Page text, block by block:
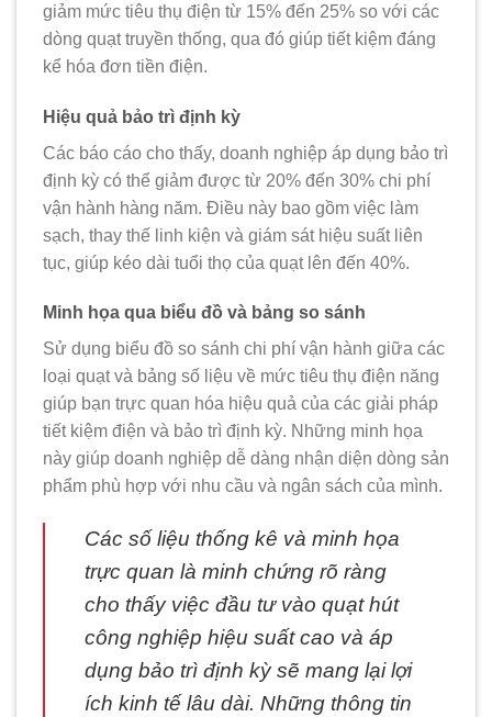
giảm mức tiêu thụ điện từ 15% đến 25% so với các
dòng quạt truyền thống, qua đó giúp tiết kiệm đáng
kể hóa đơn tiền điện.
Hiệu quả bảo trì định kỳ
Các báo cáo cho thấy, doanh nghiệp áp dụng bảo trì
định kỳ có thể giảm được từ 20% đến 30% chi phí
vận hành hàng năm. Điều này bao gồm việc làm
sạch, thay thế linh kiện và giám sát hiệu suất liên
tục, giúp kéo dài tuổi thọ của quạt lên đến 40%.
Minh họa qua biểu đồ và bảng so sánh
Sử dụng biểu đồ so sánh chi phí vận hành giữa các
loại quạt và bảng số liệu về mức tiêu thụ điện năng
giúp bạn trực quan hóa hiệu quả của các giải pháp
tiết kiệm điện và bảo trì định kỳ. Những minh họa
này giúp doanh nghiệp dễ dàng nhận diện dòng sản
phẩm phù hợp với nhu cầu và ngân sách của mình.
Các số liệu thống kê và minh họa
trực quan là minh chứng rõ ràng
cho thấy việc đầu tư vào quạt hút
công nghiệp hiệu suất cao và áp
dụng bảo trì định kỳ sẽ mang lại lợi
ích kinh tế lâu dài. Những thông tin